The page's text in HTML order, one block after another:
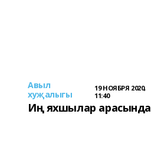
Авыл
хуҗалыгы
19 НОЯБРЯ 2020,
11:40
Иң яхшылар арасында